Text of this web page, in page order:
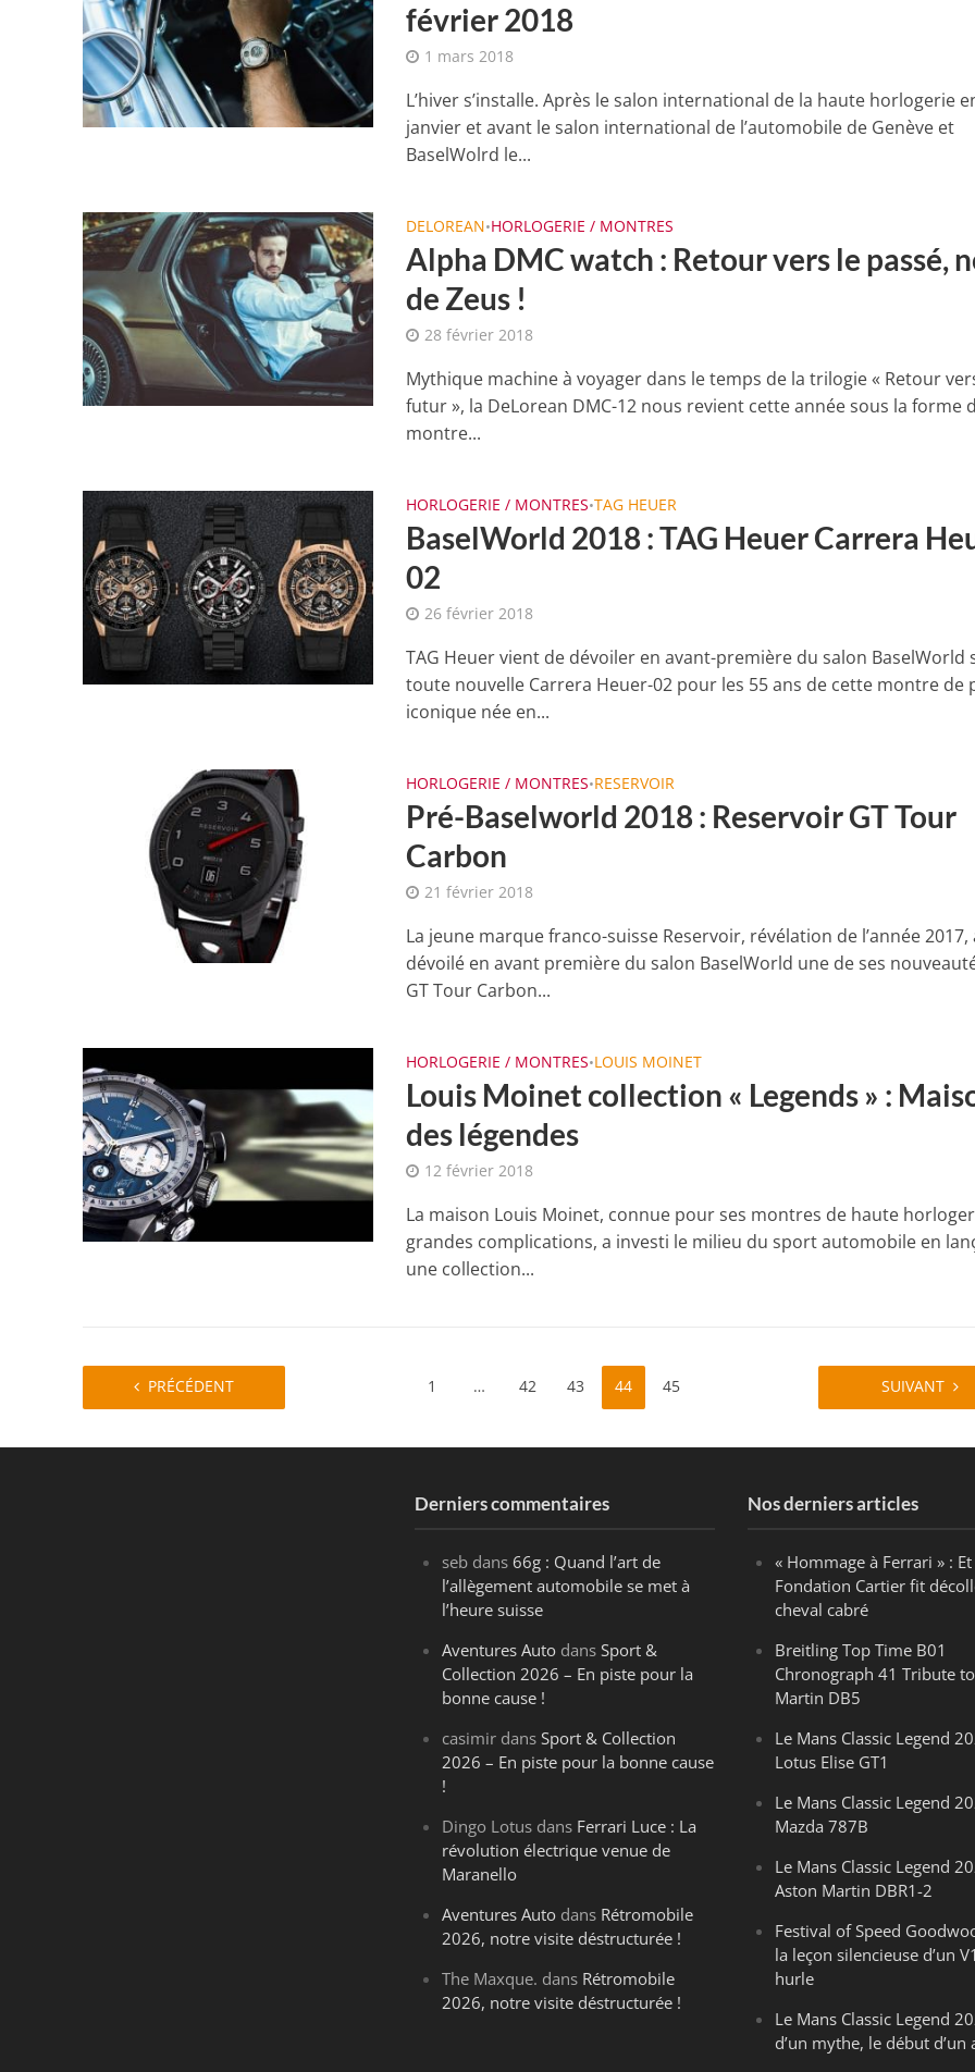
février 2018
1 mars 2018
L’hiver s’installe. Après le salon international de la haute horlogerie
janvier et avant le salon international de l’automobile de Genève et
BaselWolrd le...
DELOREAN•HORLOGERIE / MONTRES
Alpha DMC watch : Retour vers le passé,
de Zeus !
28 février 2018
Mythique machine à voyager dans le temps de la trilogie « Retour
futur », la DeLorean DMC-12 nous revient cette année sous la forme
montre...
HORLOGERIE / MONTRES•TAG HEUER
BaselWorld 2018 : TAG Heuer Carrera
02
26 février 2018
TAG Heuer vient de dévoiler en avant-première du salon BaselWorld
toute nouvelle Carrera Heuer-02 pour les 55 ans de cette montre de
iconique née en...
HORLOGERIE / MONTRES•RESERVOIR
Pré-Baselworld 2018 : Reservoir GT Tour
Carbon
21 février 2018
La jeune marque franco-suisse Reservoir, révélation de l’année 2017,
dévoilé en avant première du salon BaselWorld une de ses
GT Tour Carbon...
HORLOGERIE / MONTRES•LOUIS MOINET
Louis Moinet collection « Legends » :
des légendes
12 février 2018
La maison Louis Moinet, connue pour ses montres de haute
grandes complications, a investi le milieu du sport automobile en
une collection...
PRÉCÉDENT 1 … 42 43 44 45 SUIVANT
Derniers commentaires
seb dans66g : Quand l’art de
l’allègement automobile se met à
l’heure suisse
Aventures Auto dansSport &
Collection 2026 – En piste pour la
bonne cause !
casimir dansSport & Collection
2026 – En piste pour la bonne cause
!
Dingo Lotus dans Ferrari Luce : La
révolution électrique venue de
Maranello
Aventures Auto dans Rétromobile
2026, notre visite déstructurée !
The Maxque. dans Rétromobile
2026, notre visite déstructurée !
Nos derniers articles
« Hommage à Ferrari » : Et
Fondation Cartier fit
cheval cabré
Breitling Top Time B01
Chronograph 41 Tribute
Martin DB5
Le Mans Classic Legend
Lotus Elise GT1
Le Mans Classic Legend
Mazda 787B
Le Mans Classic Legend
Aston Martin DBR1-2
Festival of Speed
la leçon silencieuse d’un
hurle
Le Mans Classic Legend
d’un mythe, le début d’un